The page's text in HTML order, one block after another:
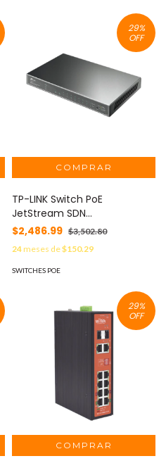
29%
OFF
TP-LINK Switch PoE
JetStream SDN
Administrable 8 puertos
10/100/1000 Mbps + 2 puertos
SFP, 8 puertos PoE, 61W,
administración centralizada
$2,486.99 $3,502.80
24meses de$150.29
SWITCHES POE
29%
OFF